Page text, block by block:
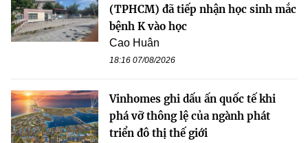
(TPHCM) đã tiếp nhận học sinh mắc
bệnh K vào học
Cao Huân
18:16 07/08/2026
Vinhomes ghi dấu ấn quốc tế khi
phá vỡ thông lệ của ngành phát
triển đô thị thế giới